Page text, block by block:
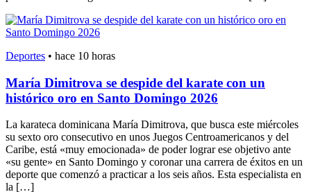
Deportes • hace 10 horas
María Dimitrova se despide del karate con un
histórico oro en Santo Domingo 2026
La karateca dominicana María Dimitrova, que busca este miércoles
su sexto oro consecutivo en unos Juegos Centroamericanos y del
Caribe, está «muy emocionada» de poder lograr ese objetivo ante
«su gente» en Santo Domingo y coronar una carrera de éxitos en un
deporte que comenzó a practicar a los seis años. Esta especialista en
la […]